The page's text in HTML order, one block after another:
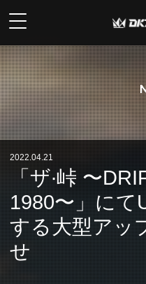
2022.04.21
「ザ∙峠 〜
1980〜」にて
する大型アッ
せ